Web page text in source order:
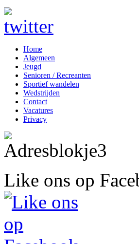
Home
Algemeen
Jeugd
Senioren / Recreanten
Sportief wandelen
Wedstrijden
Contact
Vacatures
Privacy
Like ons op